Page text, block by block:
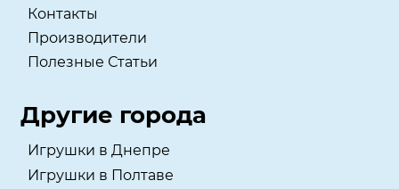
Контакты
Производители
Полезные Статьи
Другие города
Игрушки в Днепре
Игрушки в Полтаве